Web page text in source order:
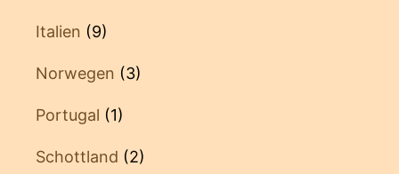
Italien (9)
Norwegen (3)
Portugal (1)
Schottland (2)